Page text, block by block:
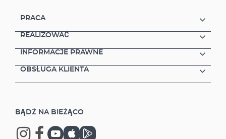
PRACA
REALIZOWAĆ
INFORMACJE PRAWNE
OBSŁUGA KLIENTA
BĄDŹ NA BIEŻĄCO